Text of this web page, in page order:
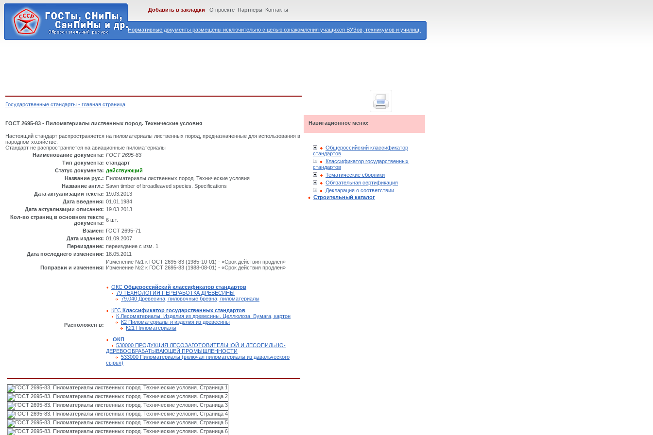
Нормативные документы размещены исключительно с целью ознакомления учащихся ВУЗов, техникумов и училищ.
Добавить в закладки О проекте Партнеры Контакты
Государственные стандарты - главная страница
ГОСТ 2695-83 - Пиломатериалы лиственных пород. Технические условия
Настоящий стандарт распространяется на пиломатериалы лиственных пород, предназначенные для использования в
народном хозяйстве.
Стандарт не распространяется на авиационные пиломатериалы
Наименование документа: ГОСТ 2695-83
Тип документа: стандарт
Статус документа: действующий
Название рус.: Пиломатериалы лиственных пород. Технические условия
Название англ.: Sawn timber of broadleaved species. Specifications
Дата актуализации текста: 19.03.2013
Дата введения: 01.01.1984
Дата актуализации описания: 19.03.2013
Кол-во страниц в основном тексте
документа: 6 шт.
Взамен: ГОСТ 2695-71
Дата издания: 01.09.2007
Переиздание: переиздание с изм. 1
Дата последнего изменения: 18.05.2011
Поправки и изменения:
Изменение №1 к ГОСТ 2695-83 (1985-10-01) - «Срок действия продлен»
Изменение №2 к ГОСТ 2695-83 (1988-08-01) - «Срок действия продлен»
Расположен в:
ОКС Общероссийский классификатор стандартов
79 ТЕХНОЛОГИЯ ПЕРЕРАБОТКА ДРЕВЕСИНЫ
79.040 Древесина, пиловочные бревна, пиломатериалы
КГС Классификатор государственных стандартов
К Лесоматериалы. Изделия из древесины. Целлюлоза. Бумага, картон
К2 Пиломатериалы и изделия из древесины
К21 Пиломатериалы
ОКП
530000 ПРОДУКЦИЯ ЛЕСОЗАГОТОВИТЕЛЬНОЙ И ЛЕСОПИЛЬНО-
ДЕРЕВООБРАБАТЫВАЮЩЕЙ ПРОМЫШЛЕННОСТИ
533000 Пиломатериалы (включая пиломатериалы из давальческого
сырья)
Навигационное меню:
Общероссийский классификатор
стандартов
Классификатор государственных
стандартов
Тематические сборники
Обязательная сертификация
Декларация о соответствии
Строительный каталог